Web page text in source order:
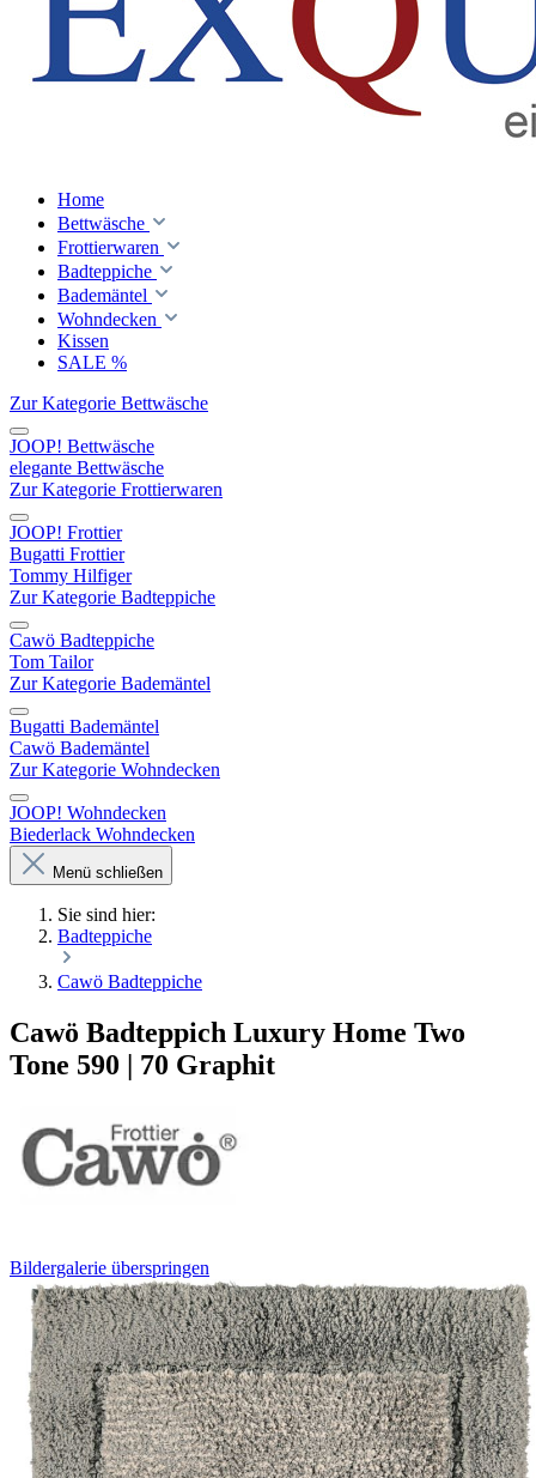
Home
Bettwäsche
Frottierwaren
Badteppiche
Bademäntel
Wohndecken
Kissen
SALE %
Zur Kategorie Bettwäsche
JOOP! Bettwäsche
elegante Bettwäsche
Zur Kategorie Frottierwaren
JOOP! Frottier
Bugatti Frottier
Tommy Hilfiger
Zur Kategorie Badteppiche
Cawö Badteppiche
Tom Tailor
Zur Kategorie Bademäntel
Bugatti Bademäntel
Cawö Bademäntel
Zur Kategorie Wohndecken
JOOP! Wohndecken
Biederlack Wohndecken
Menü schließen
Sie sind hier:
Badteppiche
Cawö Badteppiche
Cawö Badteppich Luxury Home Two
Tone 590 | 70 Graphit
Bildergalerie überspringen